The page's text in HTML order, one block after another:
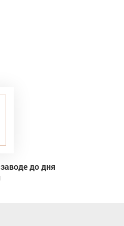
до дня